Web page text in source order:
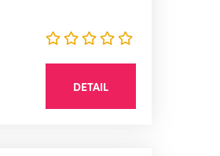
DETAIL